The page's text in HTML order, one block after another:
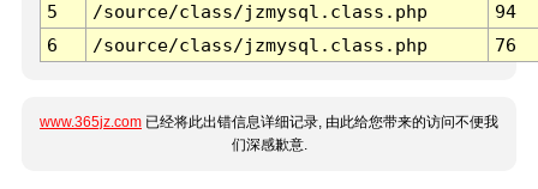
5
/source/class/jzmysql.class.php
94
6
/source/class/jzmysql.class.php 76
www.365jz.com 已经将此出错信息详细记录, 由此给您带来的访问不便我
们深感歉意.